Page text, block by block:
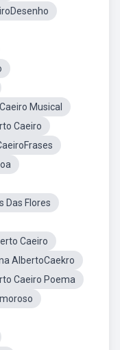
Musical
Caeiro
Das Flores
Caeiro
AlbertoCaekro
Caeiro Poema